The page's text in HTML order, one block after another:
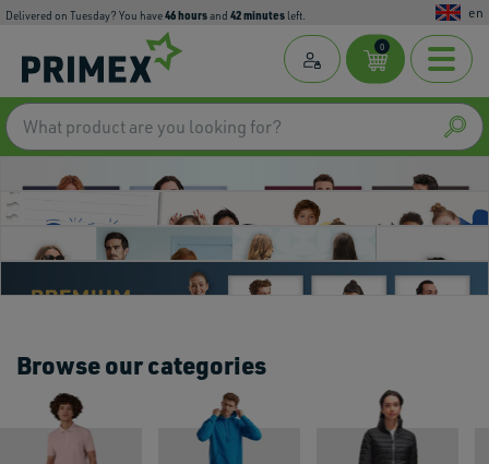
Delivered on Tuesday? You have46hoursand 42minutes left. en
0
Browse our categories